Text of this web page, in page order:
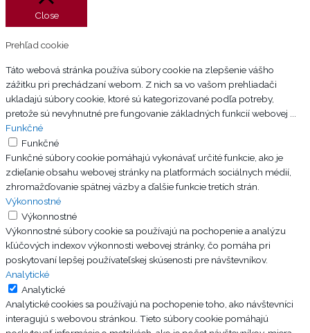
Close
Prehľad cookie
Táto webová stránka používa súbory cookie na zlepšenie vášho
zážitku pri prechádzaní webom. Z nich sa vo vašom prehliadači
ukladajú súbory cookie, ktoré sú kategorizované podľa potreby,
pretože sú nevyhnutné pre fungovanie základných funkcií webovej
Funkčné
Funkčné
Funkčné súbory cookie pomáhajú vykonávať určité funkcie, ako je
zdieľanie obsahu webovej stránky na platformách sociálnych médií,
zhromažďovanie spätnej väzby a ďalšie funkcie tretích strán.
Výkonnostné
Výkonnostné
Výkonnostné súbory cookie sa používajú na pochopenie a analýzu
kľúčových indexov výkonnosti webovej stránky, čo pomáha pri
poskytovaní lepšej používateľskej skúsenosti pre návštevníkov.
Analytické
Analytické
Analytické cookies sa používajú na pochopenie toho, ako návštevníci
interagujú s webovou stránkou. Tieto súbory cookie pomáhajú